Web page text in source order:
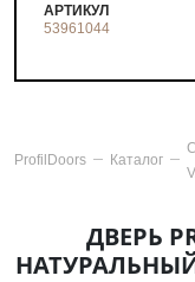
АРТИКУЛ
53961044
ProfilDoors Каталог
ДВЕРЬ
НАТУРАЛЬНЫЙ